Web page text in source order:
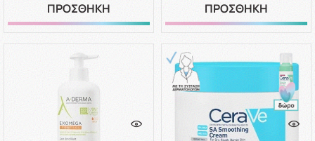
ΠΡΟΣΘΗΚΗ ΠΡΟΣΘΗΚΗ